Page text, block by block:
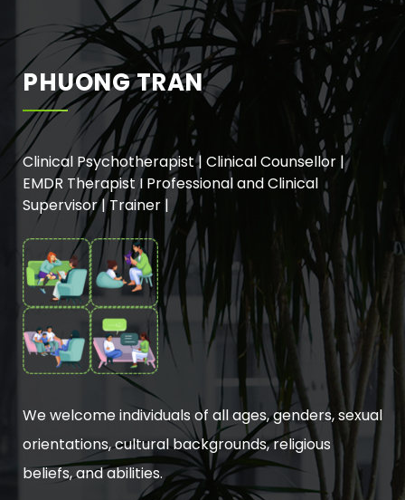
PHUONG TRAN
Clinical Psychotherapist | Clinical Counsellor |
EMDR Therapist I Professional and Clinical
Supervisor | Trainer |
We welcome individuals of all ages, genders, sexual
orientations, cultural backgrounds, religious
beliefs, and abilities.